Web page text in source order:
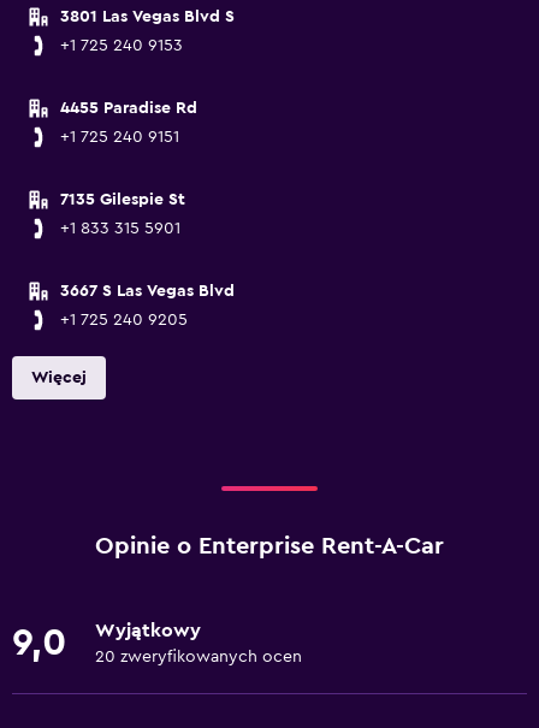
3801 Las Vegas Blvd S
+1 725 240 9153
4455 Paradise Rd
+1 725 240 9151
7135 Gilespie St
+1 833 315 5901
3667 S Las Vegas Blvd
+1 725 240 9205
Więcej
Opinie o Enterprise Rent-A-Car
9,0 Wyjątkowy
20 zweryfikowanych ocen